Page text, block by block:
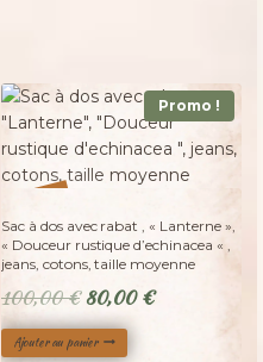
Promo !
Sac à dos avec rabat , « Lanterne »,
« Douceur rustique d’echinacea « ,
jeans, cotons, taille moyenne
100,00€ Le
prix
initial
80,00€Le
Ajouter au panier